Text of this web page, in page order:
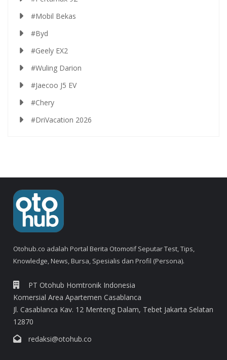
#Mobil Bekas
#Byd
#Geely EX2
#Wuling Darion
#Jaecoo J5 EV
#Chery
#DriVacation 2026
Otohub.co adalah Portal Berita Otomotif Seputar Test, Tips,
Knowledge, News, Bursa, Spesialis dan Profil (Persona).
PT Otohub Homtronik Indonesia
Komersial Area Apartemen Casablanca
Jl. Casablanca Kav. 12 Menteng Dalam, Tebet Jakarta Selatan
12870
redaksi@otohub.co